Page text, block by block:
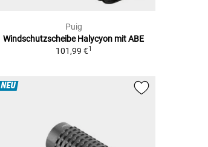
Puig
Windschutzscheibe Halycyon mit ABE
101,99 €1
NEU